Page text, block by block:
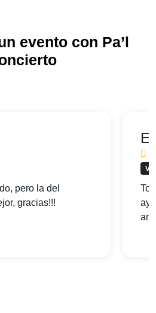
evento con Pa’l
pero la del
gracias!!!